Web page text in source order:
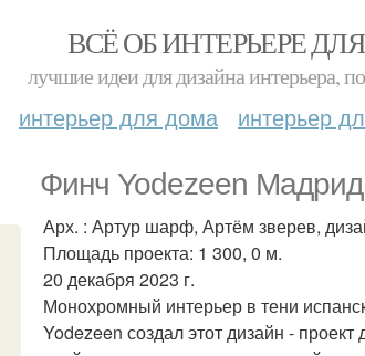
ВСЁ ОБ ИНТЕРЬЕРЕ
лучшие идеи для дизайна интерьера,
интерьер для дома интерьер
Финч Yodezeen
Арх. : Артур шарф, Артём зверев,
Площадь проекта: 1 300, 0 м.
20 декабря 2023 г.
Монохромный интерьер в тени
Yodezeen создал этот дизайн -